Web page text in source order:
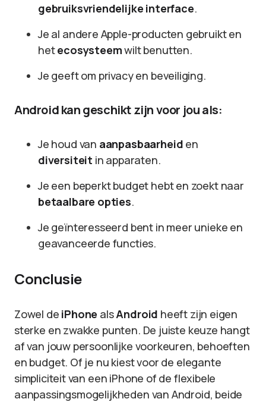
gebruiksvriendelijke interface.
Je al andere Apple-producten gebruikt en
hetecosysteemwilt benutten.
Je geeft om privacy en beveiliging.
Android kan geschikt zijn voor jou als:
Je houd van aanpasbaarheid en
diversiteit in apparaten.
Je een beperkt budget hebt en zoekt naar
betaalbare opties.
Je geïnteresseerd bent in meer unieke en
geavanceerde functies.
Conclusie
Zowel de iPhone alsAndroid heeft zijn eigen
sterke en zwakke punten. De juiste keuze hangt
af van jouw persoonlijke voorkeuren, behoeften
en budget. Of je nu kiest voor de elegante
simpliciteit van een iPhone of de flexibele
aanpassingsmogelijkheden van Android, beide